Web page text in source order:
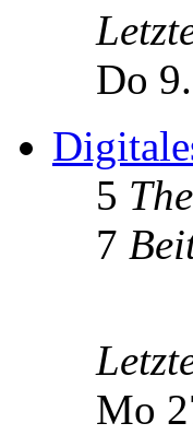
Do
5
7
Mo